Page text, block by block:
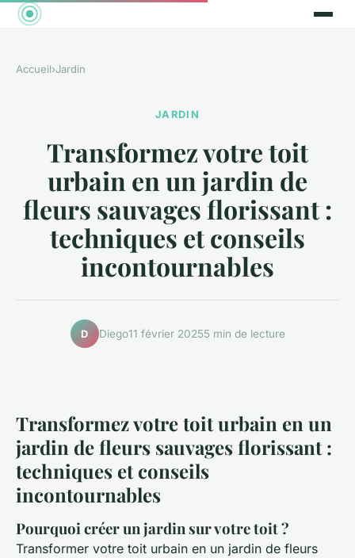
Accueil›Jardin
JARDIN
Transformez votre toit
urbain en un jardin de
fleurs sauvages florissant :
techniques et conseils
incontournables
D Diego11 février 20255 min de lecture
Transformez votre toit urbain en un
jardin de fleurs sauvages florissant :
techniques et conseils
incontournables
Pourquoi créer un jardin sur votre toit ?
Transformer votre toit urbain en un jardin de fleurs